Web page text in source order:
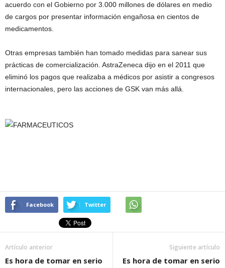
acuerdo con el Gobierno por 3.000 millones de dólares en medio
de cargos por presentar información engañosa en cientos de
medicamentos.
Otras empresas también han tomado medidas para sanear sus
prácticas de comercialización. AstraZeneca dijo en el 2011 que
eliminó los pagos que realizaba a médicos por asistir a congresos
internacionales, pero las acciones de GSK van más allá.
Facebook Twitter
Artículo anterior
Es hora de tomar en serio
Siguiente artículo
Es hora de tomar en serio